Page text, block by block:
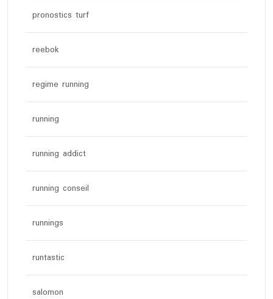
pronostics turf
reebok
regime running
running
running addict
running conseil
runnings
runtastic
salomon